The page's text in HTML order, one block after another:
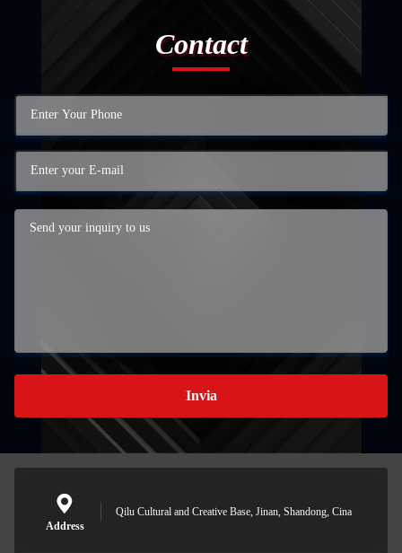
Contact
Invia
Address
Qilu Cultural and Creative Base, Jinan, Shandong, Cina